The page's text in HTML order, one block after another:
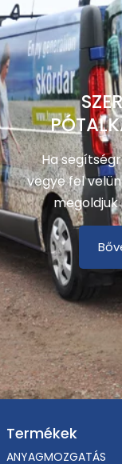
Ha
vegye fel
Termékek
ANYAGMOZGATÁS